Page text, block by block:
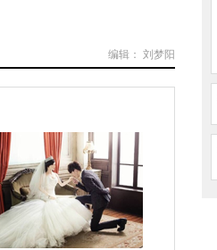
编辑： 刘梦阳